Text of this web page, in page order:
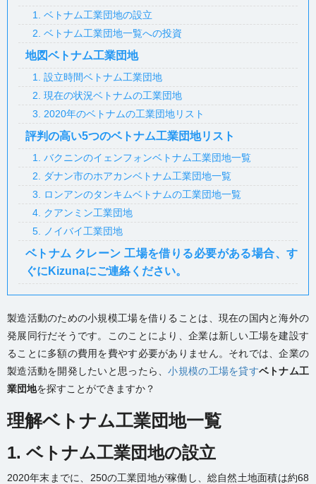
1. ベトナム工業団地の設立
2. ベトナム工業団地一覧への投資
地図ベトナム工業団地
1. 設立時間ベトナム工業団地
2. 現在の状況ベトナムの工業団地
3. 2020年のベトナムの工業団地リスト
評判の高い5つのベトナム工業団地リスト
1. バクニンのイェンフォンベトナム工業団地一覧
2. ダナン市のホアカンベトナム工業団地一覧
3. ロンアンのタンキムベトナムの工業団地一覧
4. クアンミン工業団地
5. ノイバイ工業団地
ベトナム クレーン 工場を借りる必要がある場合、す
ぐにKizunaにご連絡ください。
製造活動のための小規模工場を借りる ことは、現在の国内と海外の
発展同行だそうです。このことにより、企業は新しい工場を建設す
ることに多額の費用を費やす必要がありません。それでは、企業の
製造活動を開発したいと思ったら、小規模の工場を貸すベトナム工
業団地を探すことができますか？
理解ベトナム工業団地一覧
1. ベトナム工業団地の設立
2020年末までに、250の工業団地が稼働し、総自然土地面積は約68